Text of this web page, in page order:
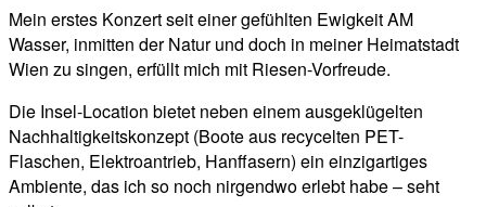
Mein erstes Konzert seit einer gefühlten Ewigkeit AM
Wasser, inmitten der Natur und doch in meiner Heimatstadt
Wien zu singen, erfüllt mich mit Riesen-Vorfreude.
Die Insel-Location bietet neben einem ausgeklügelten
Nachhaltigkeitskonzept (Boote aus recycelten PET-
Flaschen, Elektroantrieb, Hanffasern) ein einzigartiges
Ambiente, das ich so noch nirgendwo erlebt habe – seht